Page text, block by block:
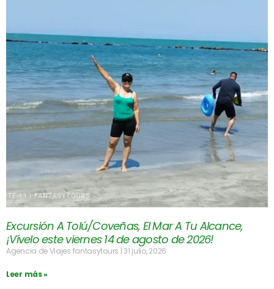
Excursión A Tolú/Coveñas, El Mar A Tu Alcance,
¡Vívelo este viernes 14 de agosto de 2026!
Agencia de Viajes fantasytours 31 julio, 2026
Leer más »